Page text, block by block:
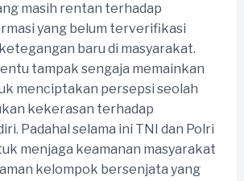
masih rentan terhadap
yang belum terverifikasi
baru di masyarakat.
tampak sengaja memainkan
menciptakan persepsi seolah
kekerasan terhadap
Padahal selama ini TNI dan Polri
menjaga keamanan masyarakat
kelompok bersenjata yang